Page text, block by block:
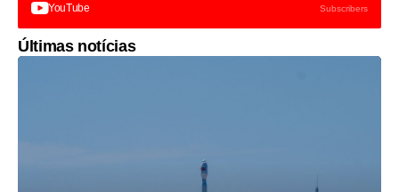
YouTube Subscribers
Últimas notícias